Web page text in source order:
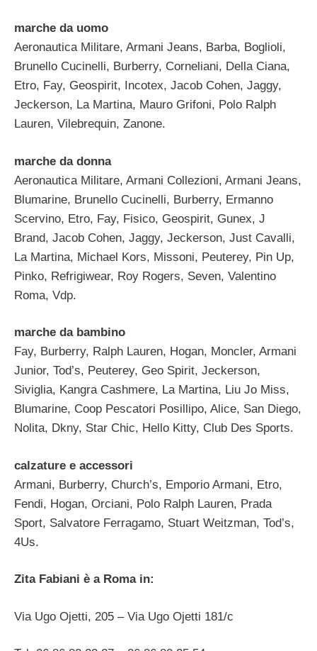
marche da uomo
Aeronautica Militare, Armani Jeans, Barba, Boglioli,
Brunello Cucinelli, Burberry, Corneliani, Della Ciana,
Etro, Fay, Geospirit, Incotex, Jacob Cohen, Jaggy,
Jeckerson, La Martina, Mauro Grifoni, Polo Ralph
Lauren, Vilebrequin, Zanone.
marche da donna
Aeronautica Militare, Armani Collezioni, Armani Jeans,
Blumarine, Brunello Cucinelli, Burberry, Ermanno
Scervino, Etro, Fay, Fisico, Geospirit, Gunex, J
Brand, Jacob Cohen, Jaggy, Jeckerson, Just Cavalli,
La Martina, Michael Kors, Missoni, Peuterey, Pin Up,
Pinko, Refrigiwear, Roy Rogers, Seven, Valentino
Roma, Vdp.
marche da bambino
Fay, Burberry, Ralph Lauren, Hogan, Moncler, Armani
Junior, Tod’s, Peuterey, Geo Spirit, Jeckerson,
Siviglia, Kangra Cashmere, La Martina, Liu Jo Miss,
Blumarine, Coop Pescatori Posillipo, Alice, San Diego,
Nolita, Dkny, Star Chic, Hello Kitty, Club Des Sports.
calzature e accessori
Armani, Burberry, Church’s, Emporio Armani, Etro,
Fendi, Hogan, Orciani, Polo Ralph Lauren, Prada
Sport, Salvatore Ferragamo, Stuart Weitzman, Tod’s,
4Us.
Zita Fabiani è a Roma in:
Via Ugo Ojetti, 205 – Via Ugo Ojetti 181/c